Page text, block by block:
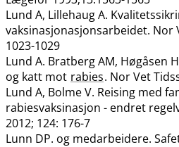
Lund A, Lillehaug A.
vaksinasjonasjonsarbeidet. Nor
1023-1029
Lund A. Bratberg AM, Høgåsen
og katt mot rabies. Nor Vet
Lund A, Bolme V. Reising med
rabiesvaksinasjon - endret
2012; 124: 176-7
Lunn DP. og medarbeidere.